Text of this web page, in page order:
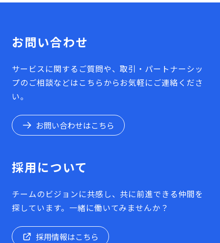
お問い合わせ
サービスに関するご質問や、取引・パートナーシッ
プのご相談などはこちらからお気軽にご連絡くださ
い。
お問い合わせはこちら
採用について
チームのビジョンに共感し、共に前進できる仲間を
探しています。一緒に働いてみませんか？
採用情報はこちら